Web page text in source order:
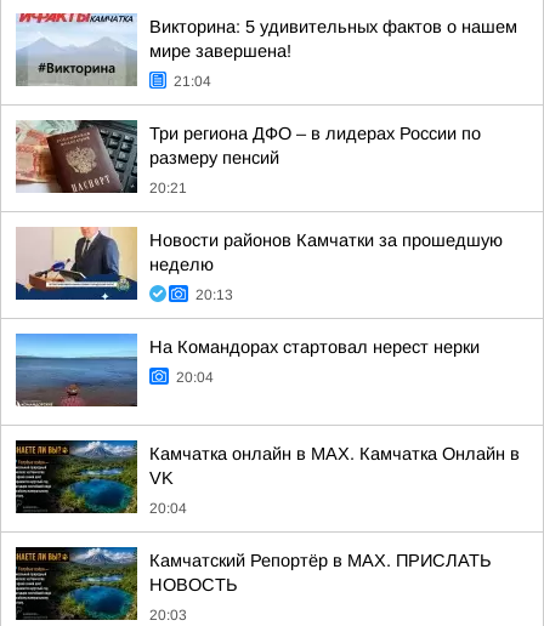
Викторина: 5 удивительных фактов о нашем
мире завершена!
21:04
Три региона ДФО – в лидерах России по
размеру пенсий
20:21
Новости районов Камчатки за прошедшую
неделю
20:13
На Командорах стартовал нерест нерки
20:04
Камчатка онлайн в MAX. Камчатка Онлайн в
VK
20:04
Камчатский Репортёр в MAX. ПРИСЛАТЬ
НОВОСТЬ
20:03